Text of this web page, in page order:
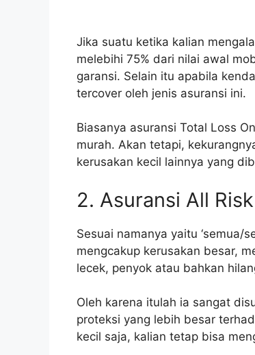
Jika suatu ketika kalian
melebihi 75% dari nilai awal
garansi. Selain itu apabila
tercover oleh jenis asuransi ini.
Biasanya asuransi Total Loss
murah. Akan tetapi,
kerusakan kecil lainnya yang
2. Asuransi All Risk
Sesuai namanya yaitu ‘semua/
mengcakup kerusakan besar,
lecek, penyok atau bahkan
Oleh karena itulah ia sangat
proteksi yang lebih besar
kecil saja, kalian tetap bisa